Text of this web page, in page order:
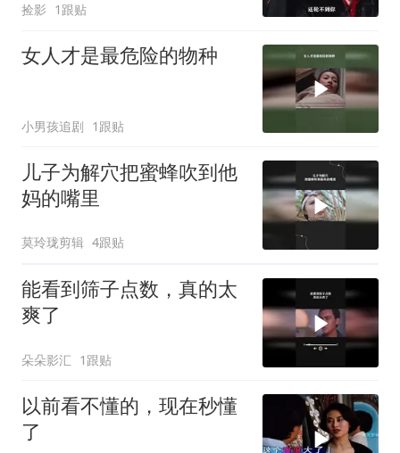
谋
捡影 1跟贴
女人才是最危险的物种
小男孩追剧 1跟贴
儿子为解穴把蜜蜂吹到他
妈的嘴里
莫玲珑剪辑 4跟贴
能看到筛子点数，真的太
爽了
朵朵影汇 1跟贴
以前看不懂的，现在秒懂
了